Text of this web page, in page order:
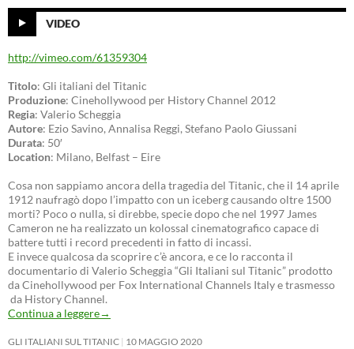
VIDEO
http://vimeo.com/61359304
Titolo: Gli italiani del Titanic
Produzione: Cinehollywood per History Channel 2012
Regia: Valerio Scheggia
Autore: Ezio Savino, Annalisa Reggi, Stefano Paolo Giussani
Durata: 50′
Location: Milano, Belfast – Eire
Cosa non sappiamo ancora della tragedia del Titanic, che il 14 aprile
1912 naufragò dopo l’impatto con un iceberg causando oltre 1500
morti? Poco o nulla, si direbbe, specie dopo che nel 1997 James
Cameron ne ha realizzato un kolossal cinematografico capace di
battere tutti i record precedenti in fatto di incassi.
E invece qualcosa da scoprire c’è ancora, e ce lo racconta il
documentario di Valerio Scheggia “Gli Italiani sul Titanic” prodotto
da Cinehollywood per Fox International Channels Italy e trasmesso
da History Channel.
Continua a leggere→
GLI ITALIANI SUL TITANIC 10 MAGGIO 2020